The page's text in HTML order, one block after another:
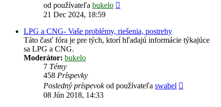
od používateľa bukelo
21 Dec 2024, 18:59
LPG a CNG- Vaše problémy, riešenia, postrehy
Táto časť fóra je pre tých, ktorí hľadajú informácie týkajúce
sa LPG a CNG.
Moderátor: bukelo
7 Témy
458 Príspevky
Posledný príspevokod používateľa swabel
08 Jún 2018, 14:33